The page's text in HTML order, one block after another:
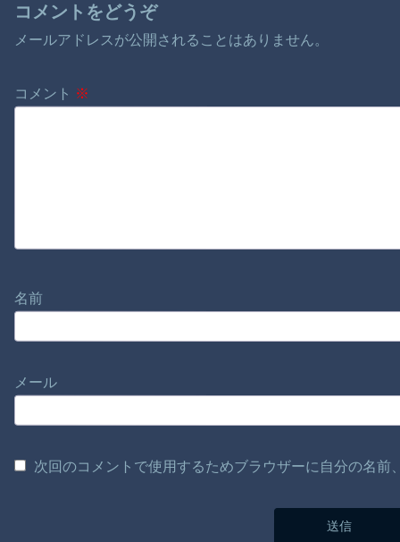
コメントをどうぞ
メールアドレスが公開されることはありません。
コメント ※
名前
メール
次回のコメントで使用するためブラウザーに自分の名